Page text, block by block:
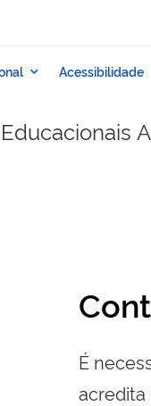
É
acredita